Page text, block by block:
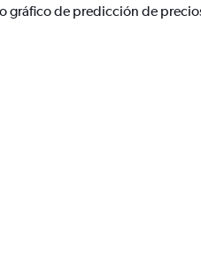
gráfico de predicción de